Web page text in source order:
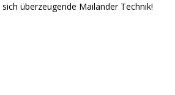
überzeugende Mailänder Technik!